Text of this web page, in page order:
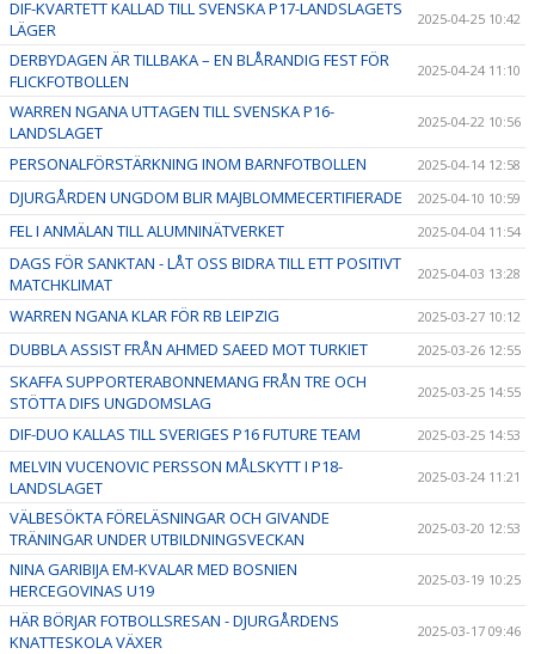
DIF-KVARTETT KALLAD TILL SVENSKA P17-LANDSLAGETS
LÄGER
2025-04-25 10:42
DERBYDAGEN ÄR TILLBAKA – EN BLÅRANDIG FEST FÖR
FLICKFOTBOLLEN
2025-04-24 11:10
WARREN NGANA UTTAGEN TILL SVENSKA P16-
LANDSLAGET
2025-04-22 10:56
PERSONALFÖRSTÄRKNING INOM BARNFOTBOLLEN 2025-04-14 12:58
DJURGÅRDEN UNGDOM BLIR MAJBLOMMECERTIFIERADE 2025-04-10 10:59
FEL I ANMÄLAN TILL ALUMNINÄTVERKET 2025-04-04 11:54
DAGS FÖR SANKTAN - LÅT OSS BIDRA TILL ETT POSITIVT
MATCHKLIMAT
2025-04-03 13:28
WARREN NGANA KLAR FÖR RB LEIPZIG 2025-03-27 10:12
DUBBLA ASSIST FRÅN AHMED SAEED MOT TURKIET 2025-03-26 12:55
SKAFFA SUPPORTERABONNEMANG FRÅN TRE OCH
STÖTTA DIFS UNGDOMSLAG
2025-03-25 14:55
DIF-DUO KALLAS TILL SVERIGES P16 FUTURE TEAM 2025-03-25 14:53
MELVIN VUCENOVIC PERSSON MÅLSKYTT I P18-
LANDSLAGET
2025-03-24 11:21
VÄLBESÖKTA FÖRELÄSNINGAR OCH GIVANDE
TRÄNINGAR UNDER UTBILDNINGSVECKAN
2025-03-20 12:53
NINA GARIBIJA EM-KVALAR MED BOSNIEN
HERCEGOVINAS U19
2025-03-19 10:25
HÄR BÖRJAR FOTBOLLSRESAN - DJURGÅRDENS
KNATTESKOLA VÄXER
2025-03-17 09:46